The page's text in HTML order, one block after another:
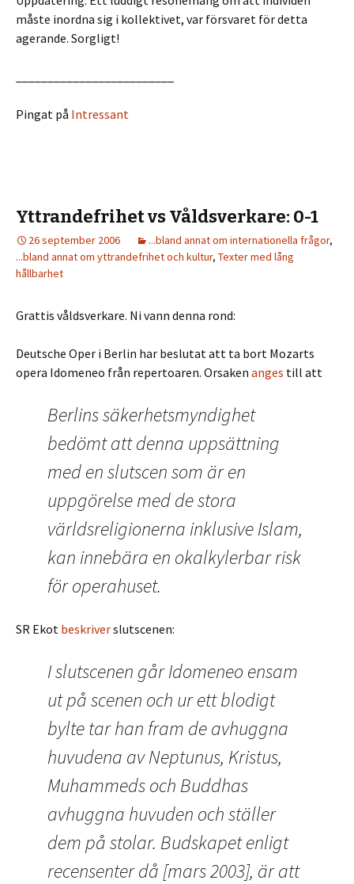
måste inordna sig i kollektivet, var försvaret för detta
agerande. Sorgligt!
Pingat på Intressant
Yttrandefrihet vs Våldsverkare: 0-1
26 september 2006 ...bland annat om internationella frågor,
...bland annat om yttrandefrihet och kultur, Texter med lång
hållbarhet
Grattis våldsverkare. Ni vann denna rond:
Deutsche Oper i Berlin har beslutat att ta bort Mozarts
opera Idomeneo från repertoaren. Orsaken anges till att
Berlins säkerhetsmyndighet
bedömt att denna uppsättning
med en slutscen som är en
uppgörelse med de stora
världsreligionerna inklusive Islam,
kan innebära en okalkylerbar risk
för operahuset.
SR Ekot beskriverslutscenen:
I slutscenen går Idomeneo ensam
ut på scenen och ur ett blodigt
bylte tar han fram de avhuggna
huvudena av Neptunus, Kristus,
Muhammeds och Buddhas
avhuggna huvuden och ställer
dem på stolar. Budskapet enligt
recensenter då [mars 2003], är att